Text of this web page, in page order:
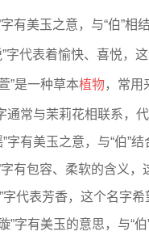
有美玉之意，与“伯”相
字代表着愉快、喜悦，
”是一种草本植物，常用
通常与茉莉花相联系，
字有美玉之意，与“伯”
有包容、柔软的含义
字代表芳香，这个名字
”字有美玉的意思，与“